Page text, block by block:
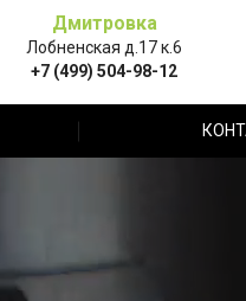
Дмитровка
Лобненская д.17 к.6
+7 (499) 504-98-12